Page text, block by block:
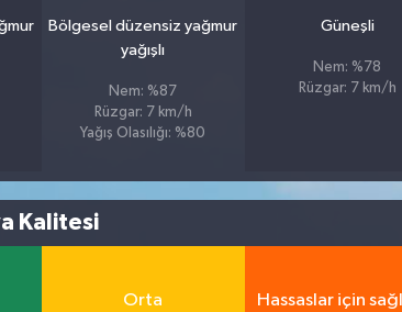
Bölgesel düzensiz yağmur
yağışlı
Nem: %87
Rüzgar: 7 km/h
Yağış Olasılığı: %80
Güneşli
Nem: %78
Rüzgar: 7 km/h
Kalitesi
Orta Hassaslar için